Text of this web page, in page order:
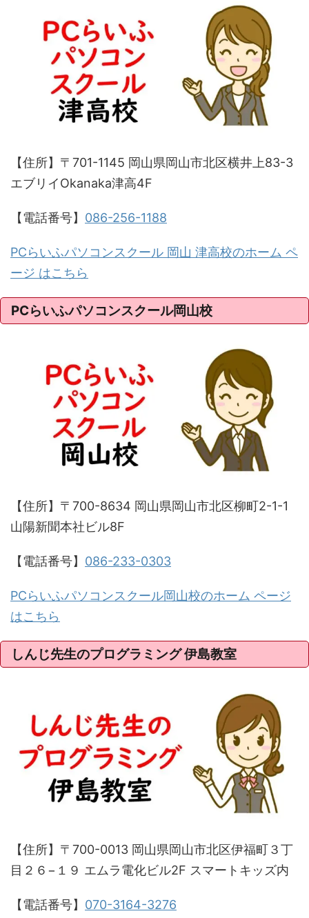
【住所】〒701-1145 岡山県岡山市北区横井上83-3
エブリイOkanaka津高4F
【電話番号】 086-256-1188
PCらいふパソコンスクール 岡山 津高校のホーム ペ
ージ はこちら
PCらいふパソコンスクール岡山校
【住所】〒700-8634 岡山県岡山市北区柳町2-1-1
山陽新聞本社ビル8F
【電話番号】 086-233-0303
PCらいふパソコンスクール岡山校のホーム ページ
はこちら
しんじ先生のプログラミング 伊島教室
【住所】〒700-0013 岡山県岡山市北区伊福町３丁
目２６−１９ エムラ電化ビル2F スマートキッズ内
【電話番号】 070-3164-3276